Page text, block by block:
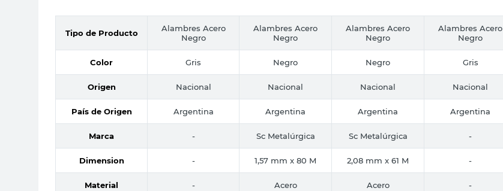
Tipo de Producto
Alambres Acero
Negro
Alambres Acero
Negro
Alambres Acero
Negro
Alambres Acero
Negro
Color Gris Negro Negro Gris
Origen Nacional Nacional Nacional Nacional
País de Origen Argentina Argentina Argentina Argentina
Marca - Sc Metalúrgica Sc Metalúrgica -
Dimension - 1,57 mm x 80 M 2,08 mm x 61 M -
Material - Acero Acero -